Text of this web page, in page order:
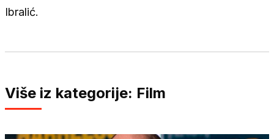
Ibralić.
Više iz kategorije: Film